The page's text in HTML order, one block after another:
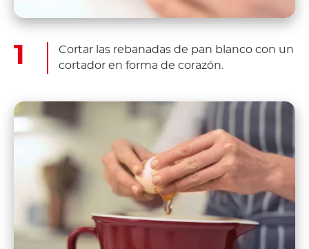
Cortar las rebanadas de pan blanco con un
cortador en forma de corazón.